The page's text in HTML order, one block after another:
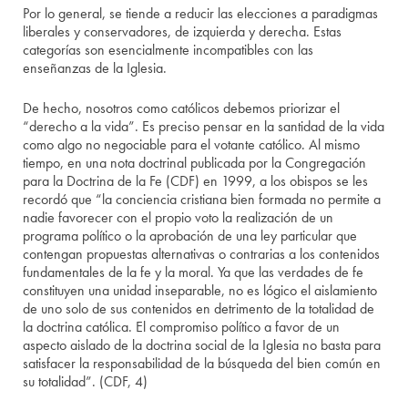
Por lo general, se tiende a reducir las elecciones a paradigmas
liberales y conservadores, de izquierda y derecha. Estas
categorías son esencialmente incompatibles con las
enseñanzas de la Iglesia.
De hecho, nosotros como católicos debemos priorizar el
“derecho a la vida”. Es preciso pensar en la santidad de la vida
como algo no negociable para el votante católico. Al mismo
tiempo, en una nota doctrinal publicada por la Congregación
para la Doctrina de la Fe (CDF) en 1999, a los obispos se les
recordó que “la conciencia cristiana bien formada no permite a
nadie favorecer con el propio voto la realización de un
programa político o la aprobación de una ley particular que
contengan propuestas alternativas o contrarias a los contenidos
fundamentales de la fe y la moral. Ya que las verdades de fe
constituyen una unidad inseparable, no es lógico el aislamiento
de uno solo de sus contenidos en detrimento de la totalidad de
la doctrina católica. El compromiso político a favor de un
aspecto aislado de la doctrina social de la Iglesia no basta para
satisfacer la responsabilidad de la búsqueda del bien común en
su totalidad”. (CDF, 4)